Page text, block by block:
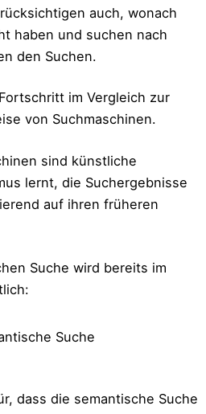
auch, wonach
haben und suchen nach
den Suchen.
im Vergleich zur
von Suchmaschinen.
sind künstliche
lernt, die Suchergebnisse
auf ihren früheren
Suche wird bereits im
dass die semantische Suche